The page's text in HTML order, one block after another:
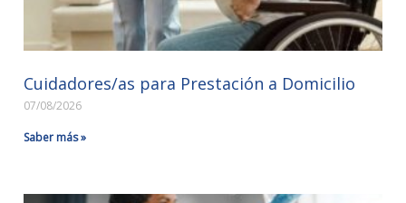
Cuidadores/as para Prestación a Domicilio
07/08/2026
Saber más »